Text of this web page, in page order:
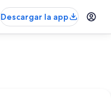
Descargar la app